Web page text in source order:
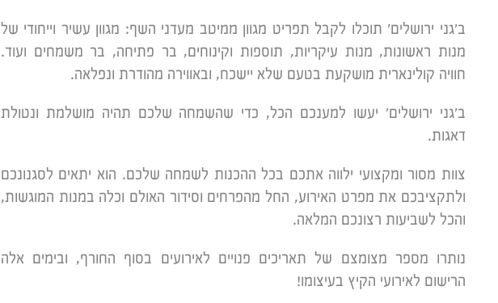
ב'גני ירושלים' תוכלו לקבל תפריט מגוון ממיטב מעדני השף: מגוון עשיר וייחודי של
מנות ראשונות, מנות עיקריות, תוספות וקינוחים, בר פתיחה, בר משמחים ועוד.
חוויה קולינארית מושקעת בטעם שלא יישכח, ובאווירה מהודרת ונפלאה.
ב'גני ירושלים' יעשו למענכם הכל, כדי שהשמחה שלכם תהיה מושלמת ונטולת
דאגות.
צוות מסור ומקצועי ילווה אתכם בכל ההכנות לשמחה שלכם. הוא יתאים לסגנונכם
ולתקציבכם את מפרט האירוע, החל מהפרחים וסידור האולם וכלה במנות המוגשות,
והכל לשביעות רצונכם המלאה.
נותרו מספר מצומצם של תאריכים פנויים לאירועים בסוף החורף, ובימים אלה
הרישום לאירועי הקיץ בעיצומו!